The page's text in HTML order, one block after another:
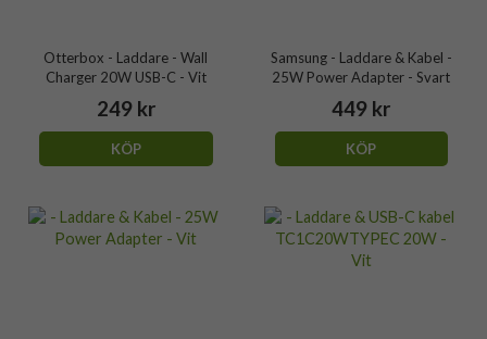
Otterbox - Laddare - Wall
Charger 20W USB-C - Vit
249 kr
KÖP
Samsung - Laddare & Kabel -
25W Power Adapter - Svart
449 kr
KÖP